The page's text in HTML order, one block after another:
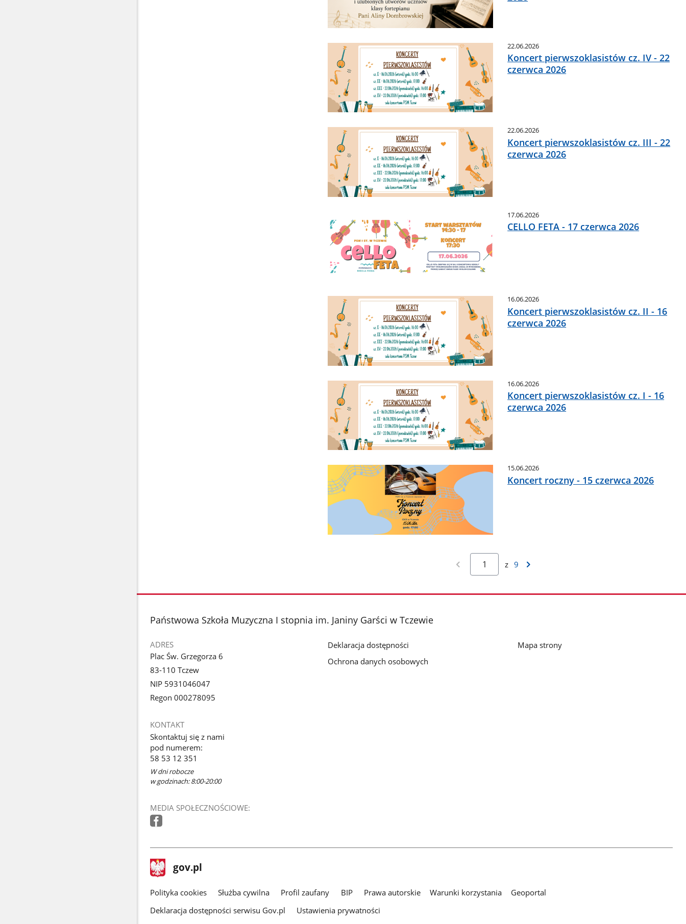
22.06.2026
Koncert pierwszoklasistów cz. IV - 22
czerwca 2026
22.06.2026
Koncert pierwszoklasistów cz. III - 22
czerwca 2026
17.06.2026
CELLO FETA - 17 czerwca 2026
16.06.2026
Koncert pierwszoklasistów cz. II - 16
czerwca 2026
16.06.2026
Koncert pierwszoklasistów cz. I - 16
czerwca 2026
15.06.2026
Koncert roczny - 15 czerwca 2026
z 9
stopka
Państwowa Szkoła Muzyczna I stopnia im. Janiny Garści w Tczewie
ADRES
Plac Św. Grzegorza 6
83-110 Tczew
NIP 5931046047
Regon 000278095
KONTAKT
Skontaktuj się z nami
pod numerem:
58 53 12 351
W dni robocze
w godzinach: 8:00-20:00
MEDIA SPOŁECZNOŚCIOWE:
Deklaracja dostępności
Ochrona danych osobowych
Mapa strony
stopka
gov.pl Strona
gov.pl
gov.pl
Polityka cookies Służba cywilna Profil zaufany BIP Prawa autorskie Warunki korzystania
Geoportal
Deklaracja dostępności serwisu Gov.pl
Ustawienia prywatności